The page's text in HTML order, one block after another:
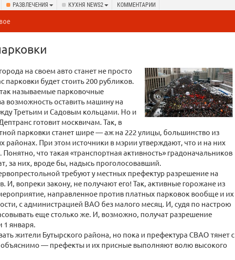
РАЗВЛЕЧЕНИЯ КУХНЯ NEWS2 КОММЕНТАРИИ
на своем авто станет не просто
будет стоить 200 рубликов.
называемые парковочные
возможность оставить машину на
Третьим и Садовым кольцами. Но и
готовит москвичам. Так, в
парковки станет шире — аж на 222 улицы, большинство из
При этом источники в мэрии утверждают, что и на них
что такая «транспортная активность» градоначальников
за них, вроде бы, надысь проголосовавший.
требуют у местных префектур разрешение на
И, вопреки закону, не получают его! Так, активные горожане из
направленное против платных парковок вообще и их
с администрацией ВАО без малого месяц. И, судя по настрою
еще столько же. И, возможно, получат разрешение
1 января.
жители Бутырского района, но пока и префектура СВАО тянет с
— префекты и их присные выполняют волю высокого